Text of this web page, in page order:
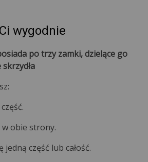
wygodnie
po trzy zamki, dzielące go
w obie strony.
część lub całość.